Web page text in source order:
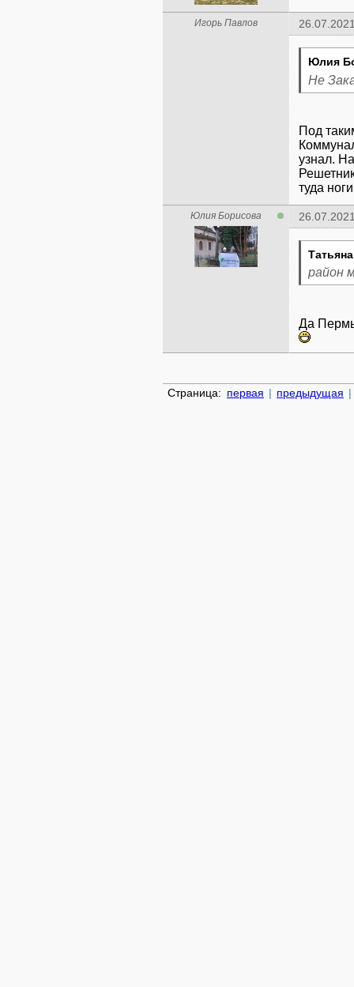
Игорь Павлов
Юлия
Не
Под
узнал.
туда
Юлия Борисова
район
Да Пермь
Страница: первая | предыдущая |